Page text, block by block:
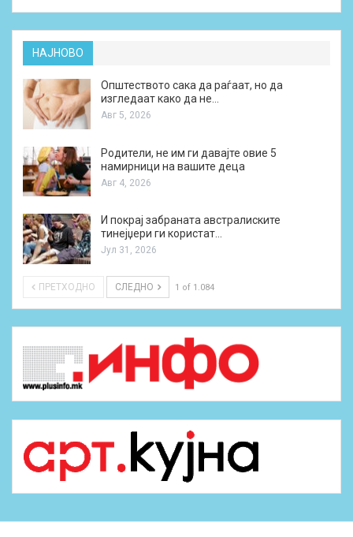
НАЈНОВО
Општеството сака да раѓаат, но да
изгледаат како да не…
Авг 5, 2026
Родители, не им ги давајте овие 5
намирници на вашите деца
Авг 4, 2026
И покрај забраната австралиските
тинејџери ги користат…
Јул 31, 2026
ПРЕТХОДНО СЛЕДНО 1 of 1.084